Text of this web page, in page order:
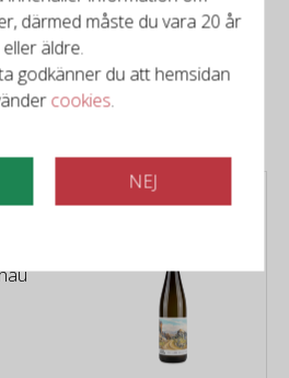
mer att upptäcka
produkter
därmed måste du vara 20 år
eller äldre.
godkänner du att hemsidan
cookies.
NEJ